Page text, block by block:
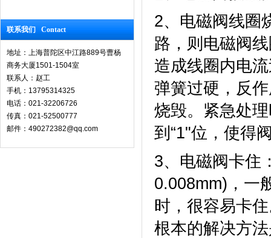
联系我们 Contact
地址：上海普陀区中江路889号曹杨
商务大厦1501-1504室
联系人：赵工
手机：13795314325
电话：021-32206726
传真：021-52500777
邮件：490272382@qq.com
2、电磁阀线圈
路，则电磁阀
造成线圈内电
弹簧过硬，反
烧毁。紧急处
到“1"位，使得
3、电磁阀卡住
0.008mm)，一
时，很容易卡
根本的解决方